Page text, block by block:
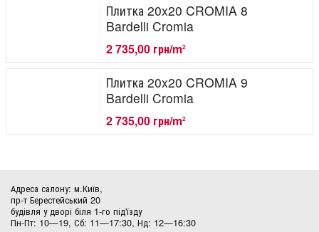
Плитка 20x20 CROMIA 8
Bardelli Cromia
2 735,00 грн/m2
Плитка 20x20 CROMIA 9
Bardelli Cromia
2 735,00 грн/m2
Адреса салону: м.Київ,
пр-т Берестейський 20
будівля у дворі біля 1-го під'їзду
Пн-Пт: 10—19, Сб: 11—17:30, Нд: 12—16:30